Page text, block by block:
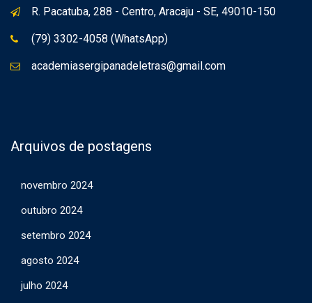
R. Pacatuba, 288 - Centro, Aracaju - SE, 49010-150
(79) 3302-4058 (WhatsApp)
academiasergipanadeletras@gmail.com
Arquivos de postagens
novembro 2024
outubro 2024
setembro 2024
agosto 2024
julho 2024